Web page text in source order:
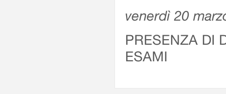
venerdì 20
PRESENZA DI
ESAMI